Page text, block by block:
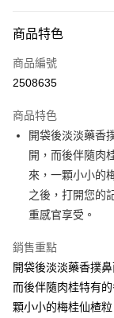
信用卡一次付款
超商取貨付款
Apple Pay
悠遊付
ATM付款
全家付款取貨
每筆NT$60，滿
7-11付款取貨
商品特色
商品編號
2508635
商品特色
開袋後淡淡藥香
開，而後伴隨肉
來，一顆小小的
之後，打開您的
重感官享受。
銷售重點
開袋後淡淡藥香撲
而後伴隨肉桂特有
顆小小的梅桂仙楂